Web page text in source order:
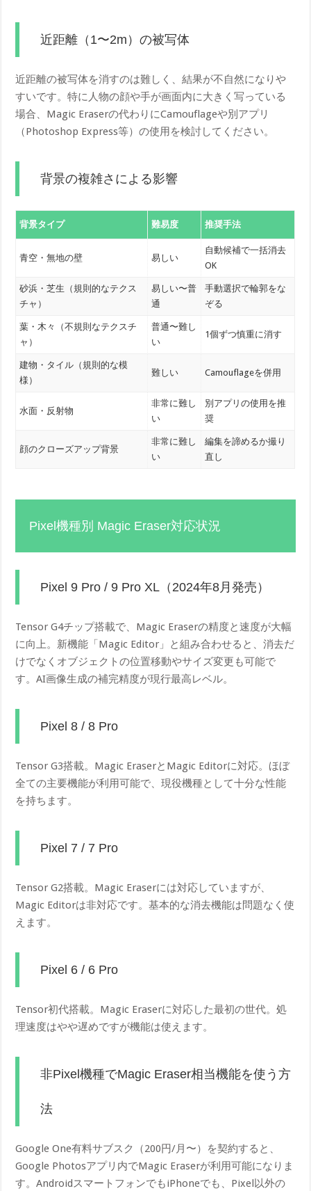
近距離（1〜2m）の被写体
近距離の被写体を消すのは難しく、結果が不自然になりや
すいです。特に人物の顔や手が画面内に大きく写っている
場合、Magic Eraserの代わりにCamouflageや別アプリ
（Photoshop Express等）の使用を検討してください。
背景の複雑さによる影響
背景タイプ 難易度 推奨手法
青空・無地の壁 易しい
自動候補で一括消去
OK
砂浜・芝生（規則的なテクス
チャ）
易しい〜普
通
手動選択で輪郭をな
ぞる
葉・木々（不規則なテクスチ
ャ）
普通〜難し
い
1個ずつ慎重に消す
建物・タイル（規則的な模
様）
難しい Camouflageを併用
水面・反射物
非常に難し
い
別アプリの使用を推
奨
顔のクローズアップ背景
非常に難し
い
編集を諦めるか撮り
直し
Pixel機種別 Magic Eraser対応状況
Pixel 9 Pro / 9 Pro XL（2024年8月発売）
Tensor G4チップ搭載で、Magic Eraserの精度と速度が大幅
に向上。新機能「Magic Editor」と組み合わせると、消去だ
けでなくオブジェクトの位置移動やサイズ変更も可能で
す。AI画像生成の補完精度が現行最高レベル。
Pixel 8 / 8 Pro
Tensor G3搭載。Magic EraserとMagic Editorに対応。ほぼ
全ての主要機能が利用可能で、現役機種として十分な性能
を持ちます。
Pixel 7 / 7 Pro
Tensor G2搭載。Magic Eraserには対応していますが、
Magic Editorは非対応です。基本的な消去機能は問題なく使
えます。
Pixel 6 / 6 Pro
Tensor初代搭載。Magic Eraserに対応した最初の世代。処
理速度はやや遅めですが機能は使えます。
非Pixel機種でMagic Eraser相当機能を使う方
法
Google One有料サブスク（200円/月〜）を契約すると、
Google Photosアプリ内でMagic Eraserが利用可能になりま
す。AndroidスマートフォンでもiPhoneでも、Pixel以外の